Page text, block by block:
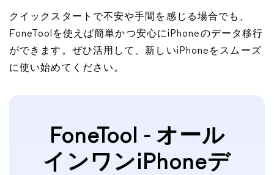
クイックスタートで不安や手間を感じる場合でも、
FoneToolを使えば簡単かつ安心にiPhoneのデータ移行
ができます。ぜひ活用して、新しいiPhoneをスムーズ
に使い始めてください。
FoneTool - オール
インワンiPhoneデ